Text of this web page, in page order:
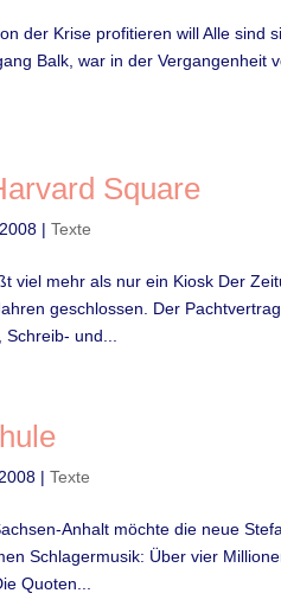
der Krise profitieren will Alle sind
Balk, war in der Vergangenheit
Square
|Texte
viel mehr als nur ein Kiosk Der
geschlossen. Der
und...
|Texte
Anhalt möchte die neue
Schlagermusik: Über vier
Quoten...